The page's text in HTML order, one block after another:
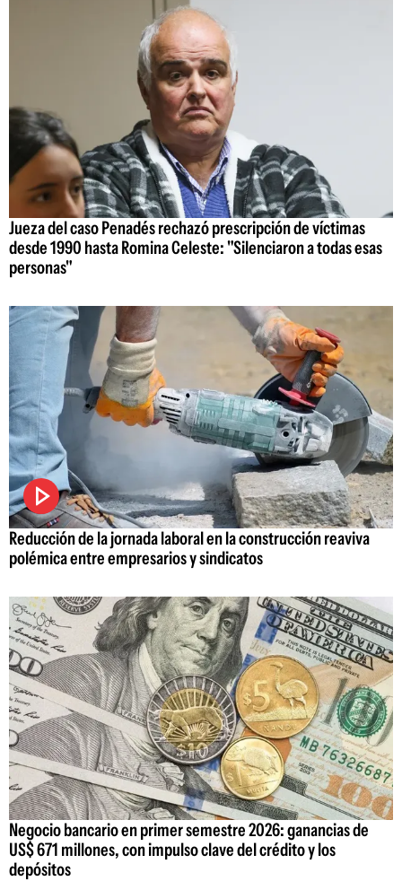
Jueza del caso Penadés rechazó prescripción de víctimas
desde 1990 hasta Romina Celeste: "Silenciaron a todas esas
personas"
Reducción de la jornada laboral en la construcción reaviva
polémica entre empresarios y sindicatos
Negocio bancario en primer semestre 2026: ganancias de
US$ 671 millones, con impulso clave del crédito y los
depósitos